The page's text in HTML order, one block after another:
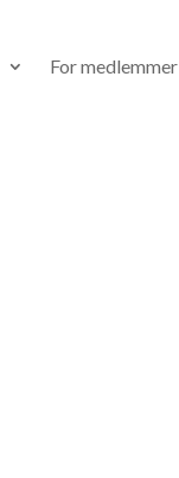
For medlemmer